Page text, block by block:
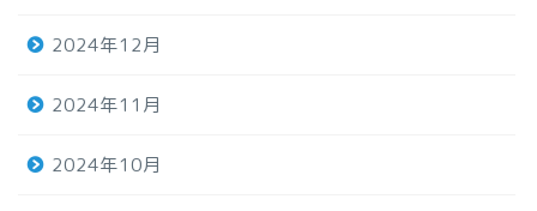
2024年12月
2024年11月
2024年10月